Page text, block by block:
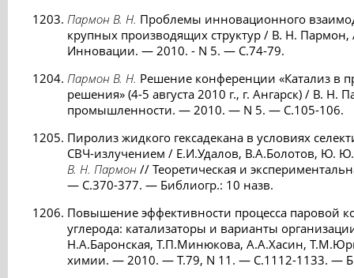
Пармон В. Н. Проблемы инновационного
крупных производящих структур / В. Н.
Инновации. — 2010. - N 5. — С.74-79.
Пармон В. Н. Решение конференции «Катализ в
решения» (4-5 августа 2010 г., г. Ангарск) / В. Н.
промышленности. — 2010. — N 5. — C.105-106.
Пиролиз жидкого гексадекана в условиях
СВЧ-излучением / Е.И.Удалов, В.А.Болотов, Ю.
В. Н. Пармон // Теоретическая и
— С.370-377. — Библиогр.: 10 назв.
Повышение эффективности процесса паровой
углерода: катализаторы и варианты
Н.А.Баронская, Т.П.Минюкова, А.А.Хасин,
химии. — 2010. — Т.79, N 11. — С.1112-1133. —